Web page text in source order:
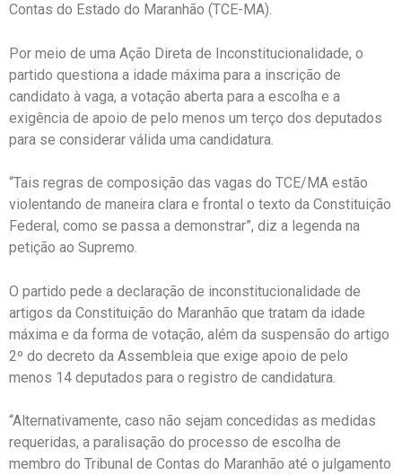
Contas do Estado do Maranhão (TCE-MA).
Por meio de uma Ação Direta de Inconstitucionalidade, o
partido questiona a idade máxima para a inscrição de
candidato à vaga, a votação aberta para a escolha e a
exigência de apoio de pelo menos um terço dos deputados
para se considerar válida uma candidatura.
“Tais regras de composição das vagas do TCE/MA estão
violentando de maneira clara e frontal o texto da Constituição
Federal, como se passa a demonstrar”, diz a legenda na
petição ao Supremo.
O partido pede a declaração de inconstitucionalidade de
artigos da Constituição do Maranhão que tratam da idade
máxima e da forma de votação, além da suspensão do artigo
2º do decreto da Assembleia que exige apoio de pelo
menos 14 deputados para o registro de candidatura.
“Alternativamente, caso não sejam concedidas as medidas
requeridas, a paralisação do processo de escolha de
membro do Tribunal de Contas do Maranhão até o julgamento